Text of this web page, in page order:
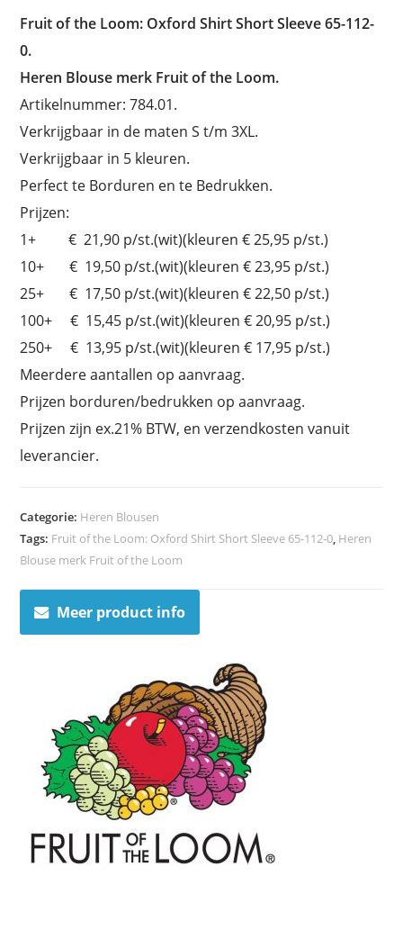
Fruit of the Loom: Oxford Shirt Short Sleeve 65-112-
0.
Heren Blouse merk Fruit of the Loom.
Artikelnummer: 784.01.
Verkrijgbaar in de maten S t/m 3XL.
Verkrijgbaar in 5 kleuren.
Perfect te Borduren en te Bedrukken.
Prijzen:
1+ € 21,90 p/st.(wit)(kleuren € 25,95 p/st.)
10+ € 19,50 p/st.(wit)(kleuren € 23,95 p/st.)
25+ € 17,50 p/st.(wit)(kleuren € 22,50 p/st.)
100+ € 15,45 p/st.(wit)(kleuren € 20,95 p/st.)
250+ € 13,95 p/st.(wit)(kleuren € 17,95 p/st.)
Meerdere aantallen op aanvraag.
Prijzen borduren/bedrukken op aanvraag.
Prijzen zijn ex.21% BTW, en verzendkosten vanuit
leverancier.
Categorie: Heren Blousen
Tags: Fruit of the Loom: Oxford Shirt Short Sleeve 65-112-0, Heren
Blouse merk Fruit of the Loom
Meer product info